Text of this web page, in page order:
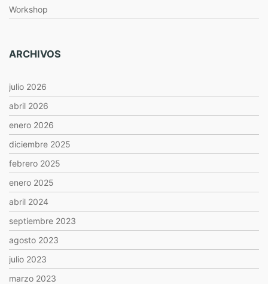
Workshop
ARCHIVOS
julio 2026
abril 2026
enero 2026
diciembre 2025
febrero 2025
enero 2025
abril 2024
septiembre 2023
agosto 2023
julio 2023
marzo 2023